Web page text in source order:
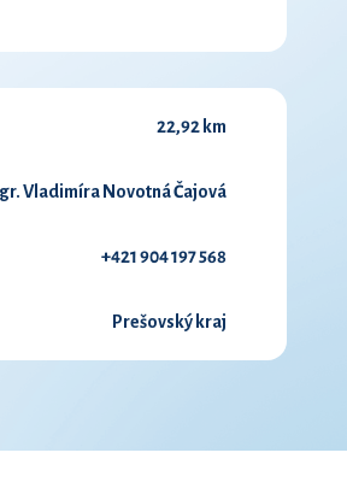
22,92 km
Vladimíra Novotná Čajová
+421 904 197 568
Prešovský kraj